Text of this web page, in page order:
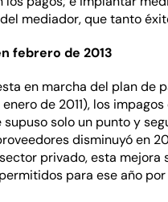
mediador, que tanto
febrero de 2013
en marcha del plan de
de 2011), los
solo un punto y
disminuyó en
privado, esta
para ese año